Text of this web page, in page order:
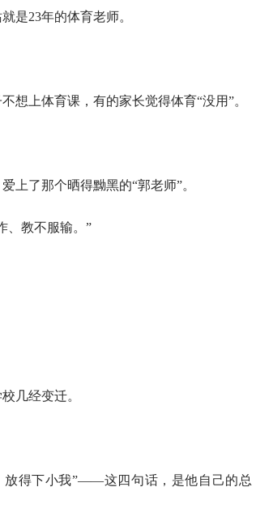
是23年的体育老师。
想上体育课，有的家长觉得体育“没用”。
上了那个晒得黝黑的“郭老师”。
、教不服输。”
几经变迁。
放得下小我”——这四句话，是他自己的总